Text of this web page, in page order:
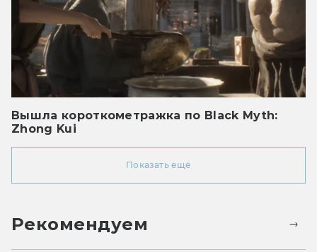
Вышла короткометражка по Black Myth:
Zhong Kui
Показать ещё
Рекомендуем